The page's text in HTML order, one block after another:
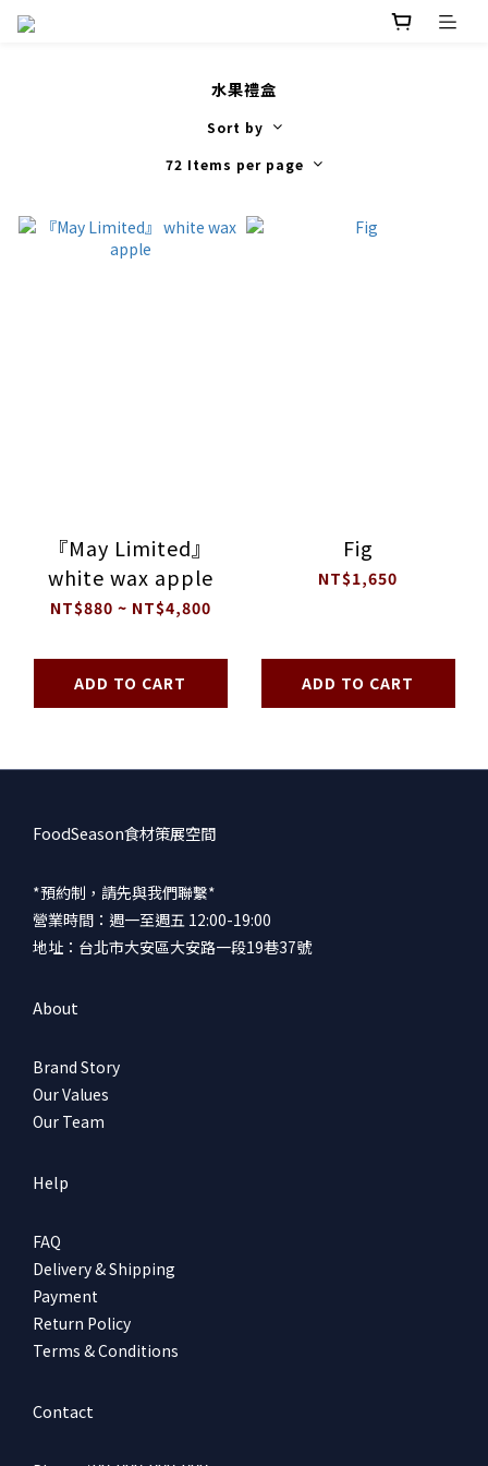
水果禮盒
Sort by
72 Items per page
『May Limited』
white wax apple
NT$880 ~ NT$4,800
ADD TO CART
Fig
NT$1,650
ADD TO CART
FoodSeason食材策展空間
*預約制，請先與我們聯繫*
營業時間：週一至週五 12:00-19:00
地址：台北市大安區大安路一段19巷37號
About
Brand Story
Our Values
Our Team
Help
FAQ
Delivery & Shipping
Payment
Return Policy
Terms & Conditions
Contact